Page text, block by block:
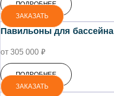
ПОДРОБНЕЕ
ЗАКАЗАТЬ
Павильоны для бассейна
от 305 000 ₽
ПОДРОБНЕЕ
ЗАКАЗАТЬ